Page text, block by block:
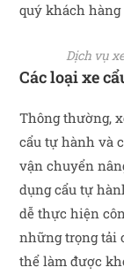
quý khách
Dịch vụ
Các loại xe
Thông thường,
cẩu tự hành và
vận chuyển
dụng cẩu tự
dễ thực hiện
những trọng tải
thể làm được